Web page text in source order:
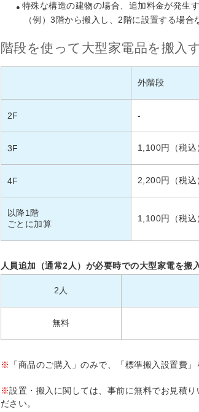
特殊な構造の建物の場合、追加料金が発生
（例）3階から搬入し、2階に設置する場合
階段を使って大型家電品を搬入
外階段
2F -
3F 1,100円（税込
4F 2,200円（税込
以降1階
ごとに加算
1,100円（税込
人員追加（通常2人）が必要時での大型家電を搬
2人
無料
※ 「商品のご購入」のみで、「標準搬入設置費
※設置・搬入に関しては、事前に無料でお見積
ださい。